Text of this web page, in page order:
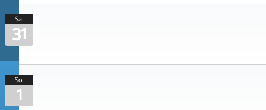
Sa.
31
So.
1